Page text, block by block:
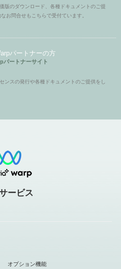
版のダウンロード、各種ドキュメントのご提
お問合せもこちらで受付ています。
パートナーの方
パートナーサイト
ンスの発行や各種ドキュメントのご提供をし
ービス
オプション機能